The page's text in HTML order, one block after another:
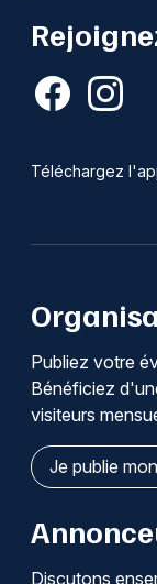
Téléchargez
Publiez votre
Bénéficiez
visiteurs
Je publie
Discutons